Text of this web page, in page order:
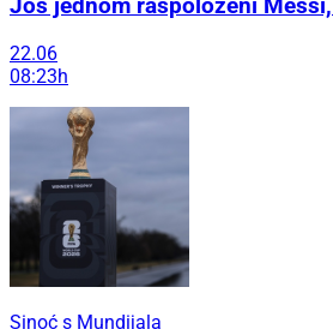
Još jednom raspoloženi
22.06
08:23h
Sinoć s Mundijala